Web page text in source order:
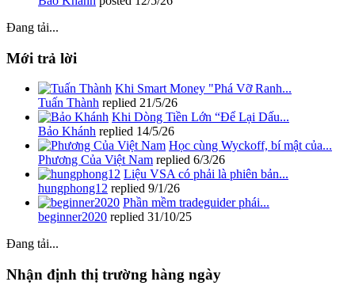
Đang tải...
Mới trả lời
Khi Smart Money "Phá Vỡ Ranh...
Tuấn Thành replied 21/5/26
Khi Dòng Tiền Lớn “Để Lại Dấu...
Bảo Khánh replied 14/5/26
Học cùng Wyckoff, bí mật của...
Phương Của Việt Nam replied 6/3/26
Liệu VSA có phải là phiên bản...
hungphong12 replied 9/1/26
Phần mềm tradeguider phái...
beginner2020 replied 31/10/25
Đang tải...
Nhận định thị trường hàng ngày